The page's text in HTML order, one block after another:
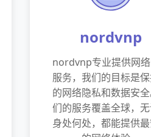
nordvnp
nordvnp专业提供网
服务，我们的目标是
的网络隐私和数据安
们的服务覆盖全球，
身处何处，都能提供